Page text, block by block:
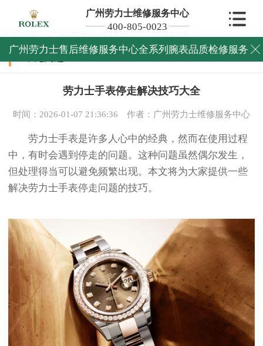
广州劳力士维修服务中心
400-805-0023
广州劳力士售后维修服务中心全系列腕表品质检修服务 
当前位置：广州劳力士维修中心>常见问题>
常见问题
劳力士手表停走解决技巧大全
时间：2026-01-07 21:36:36 作者：广州劳力士维修服务中心
劳力士手表是许多人心中的经典，然而在使用过程
中，有时会遇到停走的问题。这种问题虽然偶尔发生，
但处理得当可以避免频繁出现。本文将为大家提供一些
解决劳力士手表停走问题的技巧。